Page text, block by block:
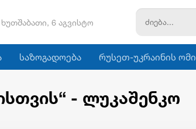
ხუთშაბათი, 6 აგვისტო
საზოგადოება რუსეთ-უკრაინის ომი
- ლუკაშენკო